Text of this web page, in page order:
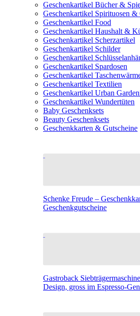
Geschenkartikel Bücher &
Geschenkartikel Spirituosen &
Geschenkartikel Food
Geschenkartikel Haushalt &
Geschenkartikel Scherzartikel
Geschenkartikel Schilder
Geschenkartikel
Geschenkartikel Spardosen
Geschenkartikel
Geschenkartikel Textilien
Geschenkartikel Urban
Geschenkartikel Wundertüten
Baby Geschenksets
Beauty Geschenksets
Geschenkkarten & Gutscheine
Schenke Freude –
Geschenkgutscheine
Gastroback
Design, gross im Espresso-